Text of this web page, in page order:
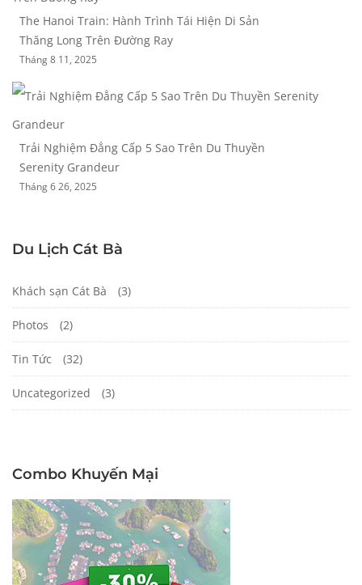
The Hanoi Train: Hành Trình Tái Hiện Di Sản
Thăng Long Trên Đường Ray
Tháng 8 11, 2025
Trải Nghiệm Đẳng Cấp 5 Sao Trên Du Thuyền
Serenity Grandeur
Tháng 6 26, 2025
Du Lịch Cát Bà
Khách sạn Cát Bà (3)
Photos (2)
Tin Tức (32)
Uncategorized (3)
Combo Khuyến Mại